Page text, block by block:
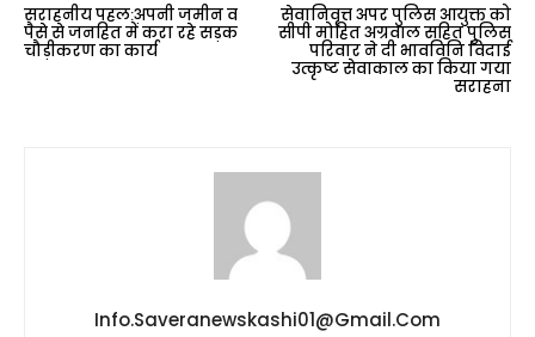
सराहनीय पहल:अपनी जमीन व
पैसे से जनहित में करा रहे सड़क
चौड़ीकरण का कार्य
सेवानिवृत्त अपर पुलिस आयुक्त को
सीपी मोहित अग्रवाल सहित पुलिस
परिवार ने दी भावविनि विदाई
उत्कृष्ट सेवाकाल का किया गया
सराहना
Info.saveranewskashi01@gmail.com